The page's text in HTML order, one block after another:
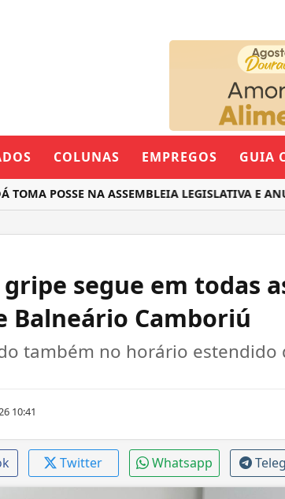
COLUNAS EMPREGOS GUIA
POSSE NA ASSEMBLEIA LEGISLATIVA E
segue em todas
Balneário Camboriú
também no horário estendido
10:41
Twitter Whatsapp